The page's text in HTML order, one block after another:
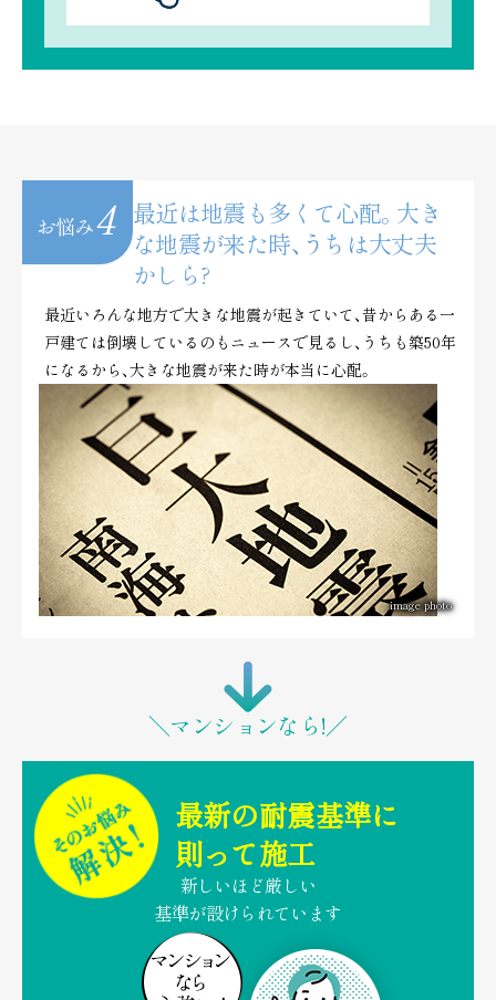
お悩み4 最近は地震も多くて心配。 大き
な地震が来た時、うちは大丈夫
かしら?
最近いろんな地方で大きな地震が起きていて、昔からある一
戸建ては倒壊しているのもニュースで見るし、 うちも築50年
になるから、大きな地震が来た時が本当に心配。
image photo
＼マンションなら!／
最新の耐震基準に
則って施工
新しいほど厳しい
基準が設けられています